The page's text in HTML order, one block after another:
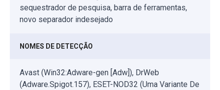
sequestrador de pesquisa, barra de ferramentas,
novo separador indesejado
NOMES DE DETECÇÃO
Avast (Win32:Adware-gen [Adw]), DrWeb
(Adware.Spigot.157), ESET-NOD32 (Uma Variante De